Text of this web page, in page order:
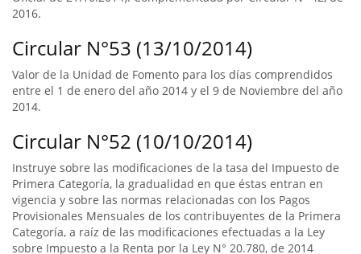
2016.
Circular N°53 (13/10/2014)
Valor de la Unidad de Fomento para los días comprendidos
entre el 1 de enero del año 2014 y el 9 de Noviembre del año
2014.
Circular N°52 (10/10/2014)
Instruye sobre las modificaciones de la tasa del Impuesto de
Primera Categoría, la gradualidad en que éstas entran en
vigencia y sobre las normas relacionadas con los Pagos
Provisionales Mensuales de los contribuyentes de la Primera
Categoría, a raíz de las modificaciones efectuadas a la Ley
sobre Impuesto a la Renta por la Ley N° 20.780, de 2014